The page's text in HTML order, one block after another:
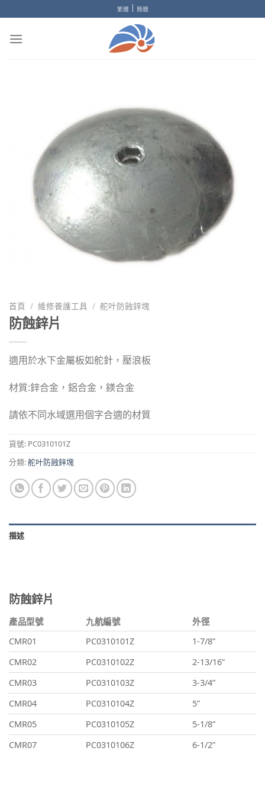
to
content
繁體 | 簡體
首頁 / 維修養護工具 / 舵叶防蝕鋅塊
防蝕鋅片
適用於水下金屬板如舵針，壓浪板
材質:鋅合金，鋁合金，鎂合金
請依不同水域選用個字合適的材質
貨號: PC0310101Z
分類:舵叶防蝕鋅塊
描述
防蝕鋅片
產品型號 九航編號
外徑
CMR01
PC0310101Z
1-7/8”
CMR02
PC0310102Z
2-13/16”
CMR03
PC0310103Z
3-3/4”
CMR04
PC0310104Z
5”
CMR05
PC0310105Z
5-1/8”
CMR07
PC0310106Z 6-1/2”